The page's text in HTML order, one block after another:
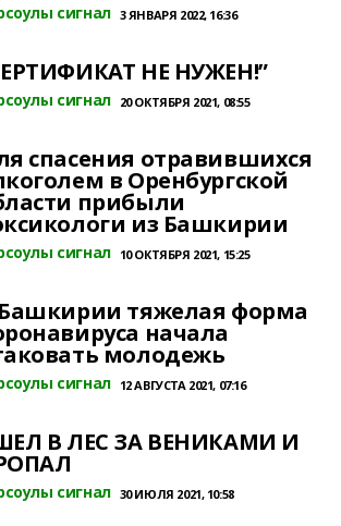
сигнал 3 ЯНВАРЯ 2022, 16:36
НЕ НУЖЕН!”
сигнал 20 ОКТЯБРЯ 2021, 08:55
спасения отравившихся
в Оренбургской
прибыли
из Башкирии
сигнал 10 ОКТЯБРЯ 2021, 15:25
тяжелая форма
начала
молодежь
сигнал 12 АВГУСТА 2021, 07:16
В ЛЕС ЗА ВЕНИКАМИ И
сигнал 30 ИЮЛЯ 2021, 10:58